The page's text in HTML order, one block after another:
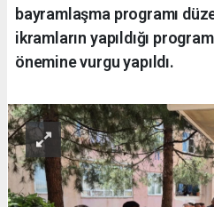
bayramlaşma programı
ikramların yapıldığı
önemine vurgu yapıldı.